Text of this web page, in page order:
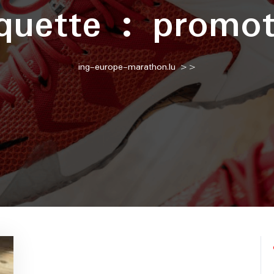
:
ing-europe-marathon.lu>>